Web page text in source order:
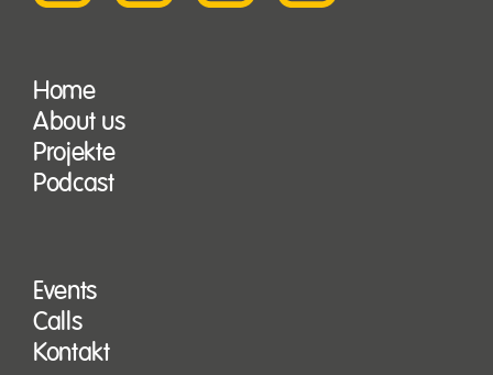
Home
About us
Projekte
Podcast
Events
Calls
Kontakt